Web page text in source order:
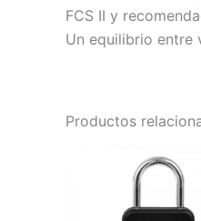
FCS II y
Un equilibrio entre
Productos